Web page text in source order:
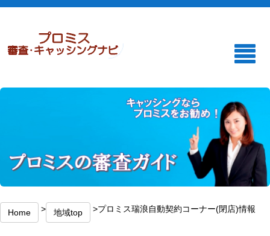
Home > 地域top >プロミス瑞浪自動契約コーナー(閉店)情報